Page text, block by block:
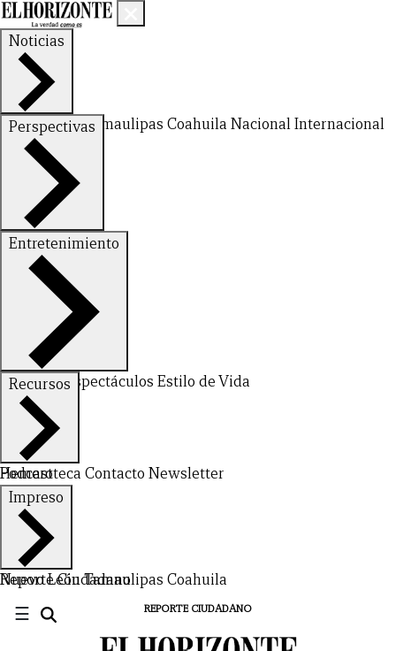
Noticias
Nuevo LeónTamaulipas Coahuila NacionalInternacional
Perspectivas
FinanzasOpinión
Entretenimiento
DeportesEspectáculos Estilo de Vida
Recursos
Hemeroteca Contacto Newsletter
Podcast
Impreso
Nuevo LeónTamaulipas Coahuila
Reporte Ciudadano
☰ REPORTE CIUDADANO